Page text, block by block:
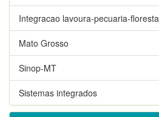
Integracao lavoura-pecuaria-floresta
Mato Grosso
Sinop-MT
Sistemas integrados